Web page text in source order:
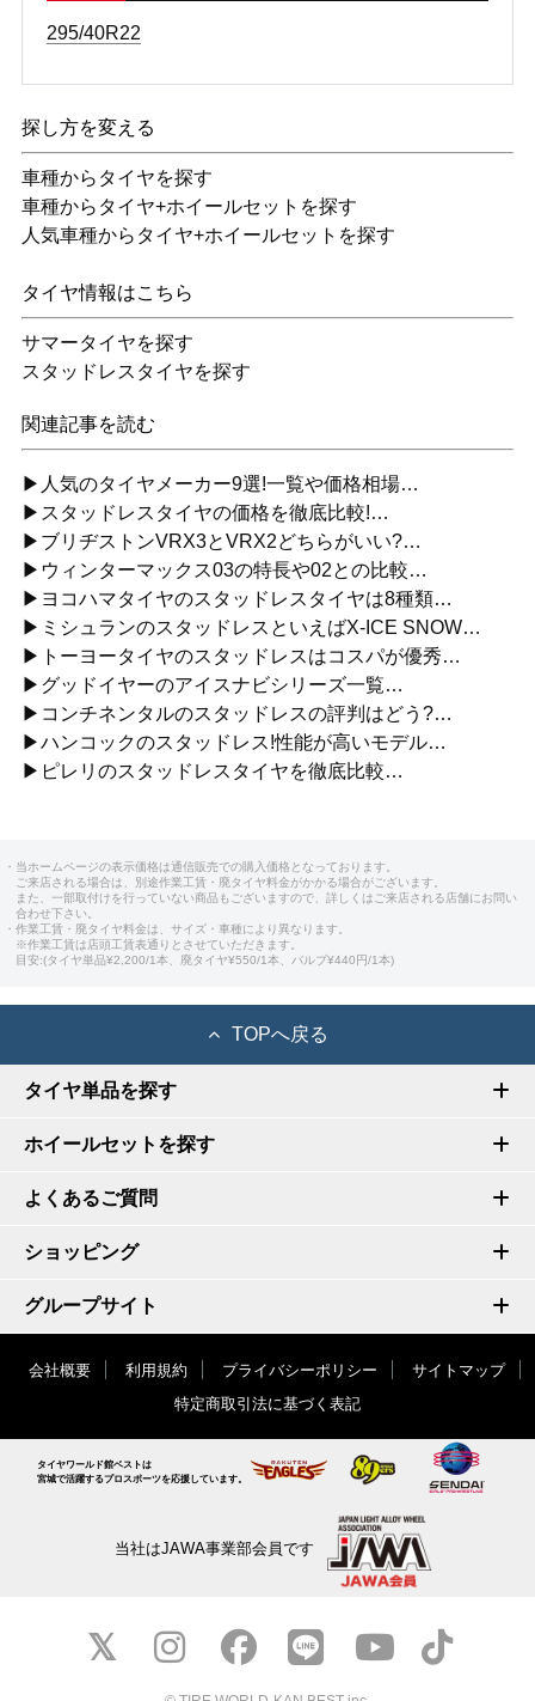
295/40R22
探し方を変える
車種からタイヤを探す
車種からタイヤ+ホイールセットを探す
人気車種からタイヤ+ホイールセットを探す
タイヤ情報はこちら
サマータイヤを探す
スタッドレスタイヤを探す
関連記事を読む
▶人気のタイヤメーカー9選!一覧や価格相場…
▶スタッドレスタイヤの価格を徹底比較!…
▶ブリヂストンVRX3とVRX2どちらがいい?…
▶ウィンターマックス03の特長や02との比較…
▶ヨコハマタイヤのスタッドレスタイヤは8種類…
▶ミシュランのスタッドレスといえばX-ICE SNOW…
▶トーヨータイヤのスタッドレスはコスパが優秀…
▶グッドイヤーのアイスナビシリーズ一覧…
▶コンチネンタルのスタッドレスの評判はどう?…
▶ハンコックのスタッドレス!性能が高いモデル…
▶ピレリのスタッドレスタイヤを徹底比較…
・当ホームページの表示価格は通信販売での購入価格となっております。
ご来店される場合は、別途作業工賃・廃タイヤ料金がかかる場合がございます。
また、一部取付けを行っていない商品もございますので、詳しくはご来店される店舗にお問い
合わせ下さい。
・作業工賃・廃タイヤ料金は、サイズ・車種により異なります。
※作業工賃は店頭工賃表通りとさせていただきます。
目安:(タイヤ単品¥2,200/1本、廃タイヤ¥550/1本、バルブ¥440円/1本)
TOPへ戻る
タイヤ単品を探す
ホイールセットを探す
よくあるご質問
ショッピング
グループサイト
会社概要 利用規約 プライバシーポリシー
サイトマップ
特定商取引法に基づく表記
タイヤワールド館ベストは
宮城で活躍するプロスポーツを応援しています。
当社はJAWA事業部会員です